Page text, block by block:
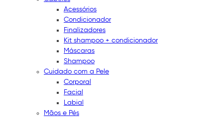
Acessórios
Condicionador
Finalizadores
Kit shampoo + condicionador
Máscaras
Shampoo
Cuidado com a Pele
Corporal
Facial
Labial
Mãos e Pés